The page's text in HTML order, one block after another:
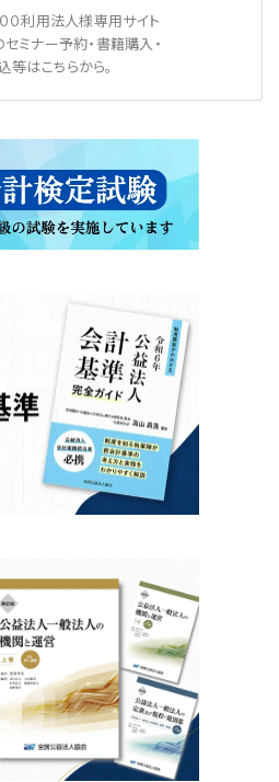
０利用法人様専用サイト
ミナー予約・書籍購入・
等はこちらから。